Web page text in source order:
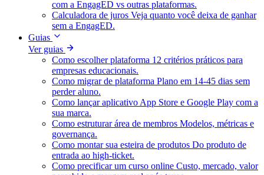
com a EngagED vs outras plataformas.
Calculadora de juros Veja quanto você deixa de ganhar
sem a EngagED.
Guias
Ver guias
Como escolher plataforma 12 critérios práticos para
empresas educacionais.
Como migrar de plataforma Plano em 14-45 dias sem
perder aluno.
Como lançar aplicativo App Store e Google Play com a
sua marca.
Como estruturar área de membros Modelos, métricas e
governança.
Como montar sua esteira de produtos Do produto de
entrada ao high-ticket.
Como precificar um curso online Custo, mercado, valor